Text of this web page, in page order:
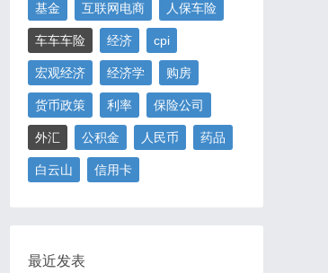
基金 互联网电商 人保车险
车车车险 经济 cpi
宏观经济 经济学 购房
货币政策 利率 保险公司
外汇 公积金 人民币 药品
白云山 信用卡
最近发表